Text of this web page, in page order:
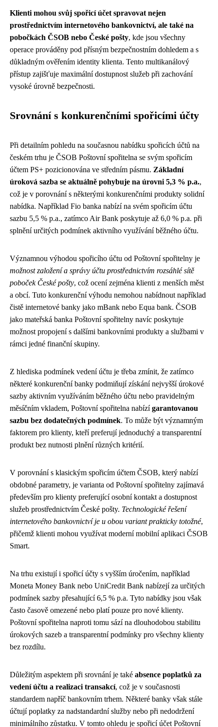
Klienti mohou svůj spořicí účet spravovat nejen
prostřednictvím internetového bankovnictví, ale také na
pobočkách ČSOB nebo České pošty, kde jsou všechny
operace prováděny pod přísným bezpečnostním dohledem a s
důkladným ověřením identity klienta. Tento multikanálový
přístup zajišťuje maximální dostupnost služeb při zachování
vysoké úrovně bezpečnosti.
Srovnání s konkurenčními spořicími účty
Při detailním pohledu na současnou nabídku spořicích účtů na
českém trhu je ČSOB Poštovní spořitelna se svým spořicím
účtem PS+ pozicionována ve středním pásmu. Základní
úroková sazba se aktuálně pohybuje na úrovni 5,3 % p.a.,
což je v porovnání s některými konkurenčními produkty solidní
nabídka. Například Fio banka nabízí na svém spořicím účtu
sazbu 5,5 % p.a., zatímco Air Bank poskytuje až 6,0 % p.a. při
splnění určitých podmínek aktivního využívání běžného účtu.
Významnou výhodou spořicího účtu od Poštovní spořitelny je
možnost založení a správy účtu prostřednictvím rozsáhlé sítě
poboček České pošty, což ocení zejména klienti z menších měst
a obcí. Tuto konkurenční výhodu nemohou nabídnout například
čistě internetové banky jako mBank nebo Equa bank. ČSOB
jako mateřská banka Poštovní spořitelny navíc poskytuje
možnost propojení s dalšími bankovními produkty a službami v
rámci jedné finanční skupiny.
Z hlediska podmínek vedení účtu je třeba zmínit, že zatímco
některé konkurenční banky podmiňují získání nejvyšší úrokové
sazby aktivním využíváním běžného účtu nebo pravidelným
měsíčním vkladem, Poštovní spořitelna nabízígarantovanou
sazbu bez dodatečných podmínek. To může být významným
faktorem pro klienty, kteří preferují jednoduchý a transparentní
produkt bez nutnosti plnění různých kritérií.
V porovnání s klasickým spořicím účtem ČSOB, který nabízí
obdobné parametry, je varianta od Poštovní spořitelny zajímavá
především pro klienty preferující osobní kontakt a dostupnost
služeb prostřednictvím České pošty. Technologické řešení
internetového bankovnictví je u obou variant prakticky totožné,
přičemž klienti mohou využívat moderní mobilní aplikaci ČSOB
Smart.
Na trhu existují i spořicí účty s vyšším úročením, například
Moneta Money Bank nebo UniCredit Bank nabízejí za určitých
podmínek sazby přesahující 6,5 % p.a. Tyto nabídky jsou však
často časově omezené nebo platí pouze pro nové klienty.
Poštovní spořitelna naproti tomu sází na dlouhodobou stabilitu
úrokových sazeb a transparentní podmínky pro všechny klienty
bez rozdílu.
Důležitým aspektem při srovnání je také absence poplatků za
vedení účtu a realizaci transakcí, což je v současnosti
standardem napříč bankovním trhem. Některé banky však stále
účtují poplatky za nadstandardní služby nebo při nedodržení
minimálního zůstatku. V tomto ohledu je spořicí účet Poštovní